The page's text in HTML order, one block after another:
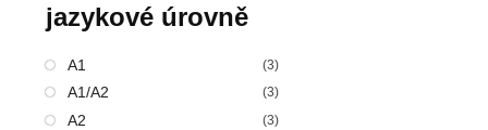
jazykové úrovně
A1 (3)
A1/A2 (3)
A2 (3)